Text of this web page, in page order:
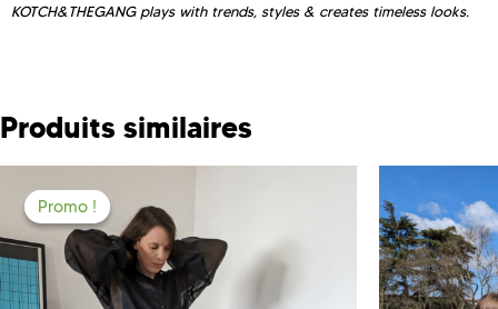
KOTCH&THEGANG plays with trends, styles & creates timeless looks.
Produits similaires
Promo !
Promo !